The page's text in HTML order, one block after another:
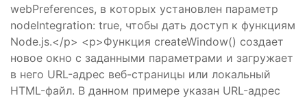
webPreferences, в которых установлен параметр
nodeIntegration: true, чтобы дать доступ к функциям
Node.js.</p> <p>Функция createWindow() создает
новое окно с заданными параметрами и загружает
в него URL-адрес веб-страницы или локальный
HTML-файл. В данном примере указан URL-адрес